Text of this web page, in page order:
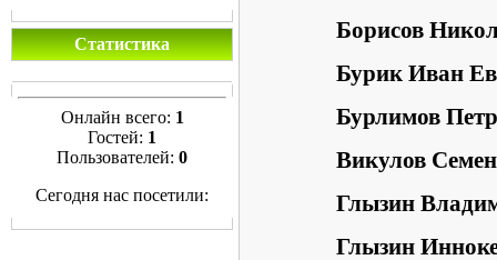
Статистика
Онлайн всего: 1
Гостей: 1
Пользователей: 0
Сегодня нас посетили:
Борисов
Бурик Иван
Бурлимов
Викулов
Глызин
Глызин